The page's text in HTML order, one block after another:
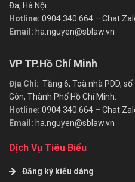
Đa, Hà Nội.
Hotline: 0904.340.664 – Chat
Email: ha.nguyen@sblaw.vn
VP TP.Hồ Chí Minh
Địa Chỉ: Tầng 6, Toà nhà PDD,
Gòn, Thành Phố Hồ Chí Minh.
Hotline: 0904.340.664 – Chat
Email: ha.nguyen@sblaw.vn
Dịch Vụ Tiêu Biểu
Đăng ký kiểu dáng